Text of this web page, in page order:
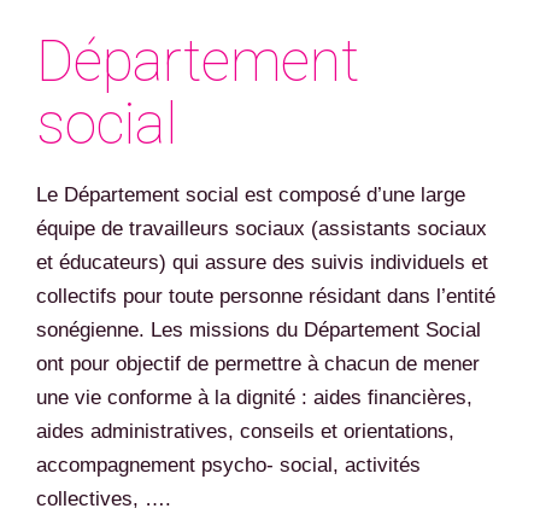
Département
social
Le Département social est composé d’une large
équipe de travailleurs sociaux (assistants sociaux
et éducateurs) qui assure des suivis individuels et
collectifs pour toute personne résidant dans l’entité
sonégienne. Les missions du Département Social
ont pour objectif de permettre à chacun de mener
une vie conforme à la dignité : aides financières,
aides administratives, conseils et orientations,
accompagnement psycho- social, activités
collectives, ….